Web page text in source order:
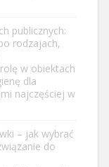
publicznych:
rodzajach,
w obiektach
dla
najczęściej w
– jak wybrać
do